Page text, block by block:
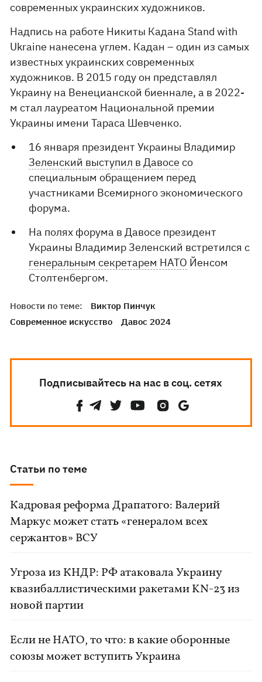
современных украинских художников.
Надпись на работе Никиты Кадана Stand with
Ukraine нанесена углем. Кадан – один из самых
известных украинских современных
художников. В 2015 году он представлял
Украину на Венецианской биеннале, а в 2022-
м стал лауреатом Национальной премии
Украины имени Тараса Шевченко.
16 января президент Украины Владимир
Зеленский выступил в Давосе со
специальным обращением перед
участниками Всемирного экономического
форума.
На полях форума в Давосе президент
Украины Владимир Зеленский встретился с
генеральным секретарем НАТО Йенсом
Столтенбергом.
Новости по теме:
Виктор Пинчук
Современное искусство
Давос 2024
Подписывайтесь на нас в соц. сетях
Статьи по теме
Кадровая реформа Драпатого: Валерий
Маркус может стать «генералом всех
сержантов» ВСУ
Угроза из КНДР: РФ атаковала Украину
квазибаллистическими ракетами KN-23 из
новой партии
Если не НАТО, то что: в какие оборонные
союзы может вступить Украина